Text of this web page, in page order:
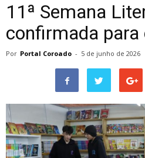
11ª Semana
confirmada para
Por Portal Coroado - 5 de junho de 2026